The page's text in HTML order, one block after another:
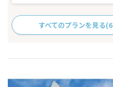
すべてのプランを見る